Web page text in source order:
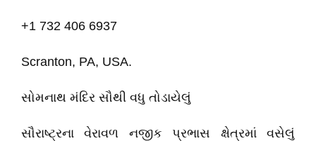
+1 732 406 6937
Scranton, PA, USA.
સોમનાથ મંદિર સૌથી વધુ તોડાયેલું
સૌરાષ્ટ્રના વેરાવળ નજીક પ્રભાસ ક્ષેત્રમાં વસેલું